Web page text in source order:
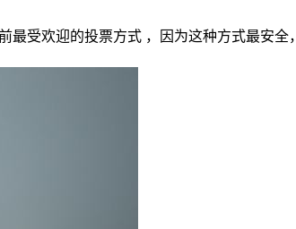
受欢迎的投票方式 ，因为这种方式最安全